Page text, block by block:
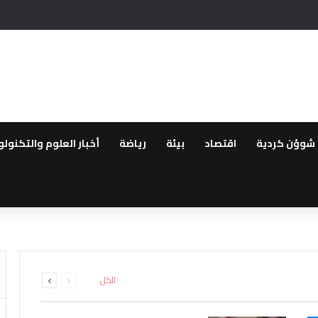
مرشح المعارضة التركية
شوؤن كردية اقتصاد بيئة رياضة أخبار العلوم
حمص وبانياس بسبب
تركيا تقيد حركة السفن
وإصابة اثنين آخرين
الكل الصفحةالصفحة